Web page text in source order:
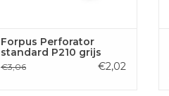
Forpus Perforator
standard P210 grijs
€3,06 €2,02